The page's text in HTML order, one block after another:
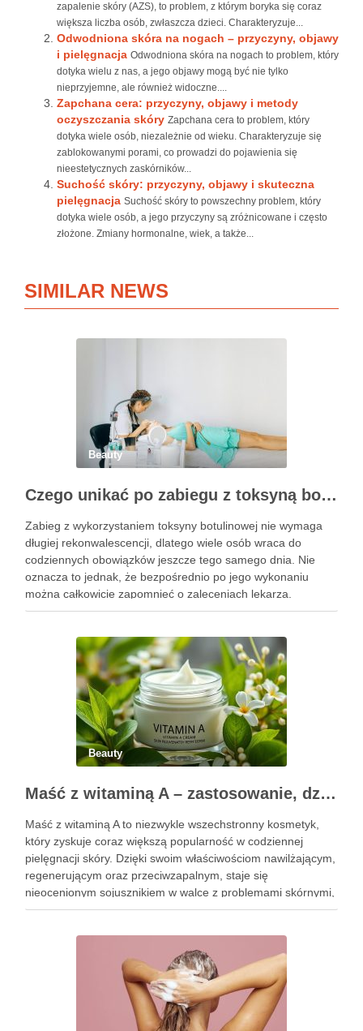
zapalenie skóry (AZS), to problem, z którym boryka się coraz
większa liczba osób, zwłaszcza dzieci. Charakteryzuje...
Odwodniona skóra na nogach – przyczyny, objawy
i pielęgnacja Odwodniona skóra na nogach to problem, który
dotyka wielu z nas, a jego objawy mogą być nie tylko
nieprzyjemne, ale również widoczne....
Zapchana cera: przyczyny, objawy i metody
oczyszczania skóry Zapchana cera to problem, który
dotyka wiele osób, niezależnie od wieku. Charakteryzuje się
zablokowanymi porami, co prowadzi do pojawienia się
nieestetycznych zaskórników...
Suchość skóry: przyczyny, objawy i skuteczna
pielęgnacja Suchość skóry to powszechny problem, który
dotyka wiele osób, a jego przyczyny są zróżnicowane i często
złożone. Zmiany hormonalne, wiek, a także...
SIMILAR NEWS
Beauty
Czego unikać po zabiegu z toksyną botulinową?
Zabieg z wykorzystaniem toksyny botulinowej nie wymaga
długiej rekonwalescencji, dlatego wiele osób wraca do
codziennych obowiązków jeszcze tego samego dnia. Nie
oznacza to jednak, że bezpośrednio po jego wykonaniu
można całkowicie zapomnieć o zaleceniach lekarza.
Pierwsze godziny i dni po zabiegu mają znaczenie dla
Beauty
Maść z witaminą A – zastosowanie, działanie i bezpieczeństwo stosowania
Maść z witaminą A to niezwykle wszechstronny kosmetyk,
który zyskuje coraz większą popularność w codziennej
pielęgnacji skóry. Dzięki swoim właściwościom nawilżającym,
regenerującym oraz przeciwzapalnym, staje się
nieocenionym sojusznikiem w walce z problemami skórnymi,
takimi jak zmarszczki, trądzik czy podrażnienia. Jej działanie